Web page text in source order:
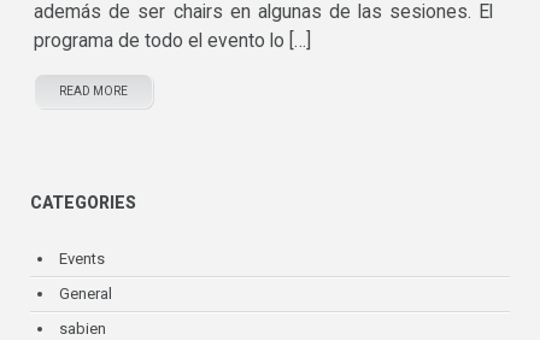
además de ser chairs en algunas de las sesiones. El
programa de todo el evento lo […]
READ MORE
CATEGORIES
Events
General
sabien